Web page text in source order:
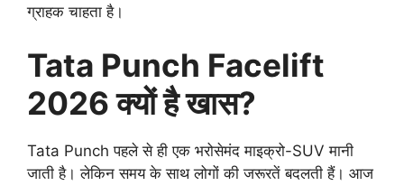
ग्राहक चाहता है।
Tata Punch Facelift
2026 क्यों है खास?
Tata Punch पहले से ही एक भरोसेमंद माइक्रो-SUV मानी
जाती है। लेकिन समय के साथ लोगों की जरूरतें बदलती हैं। आज